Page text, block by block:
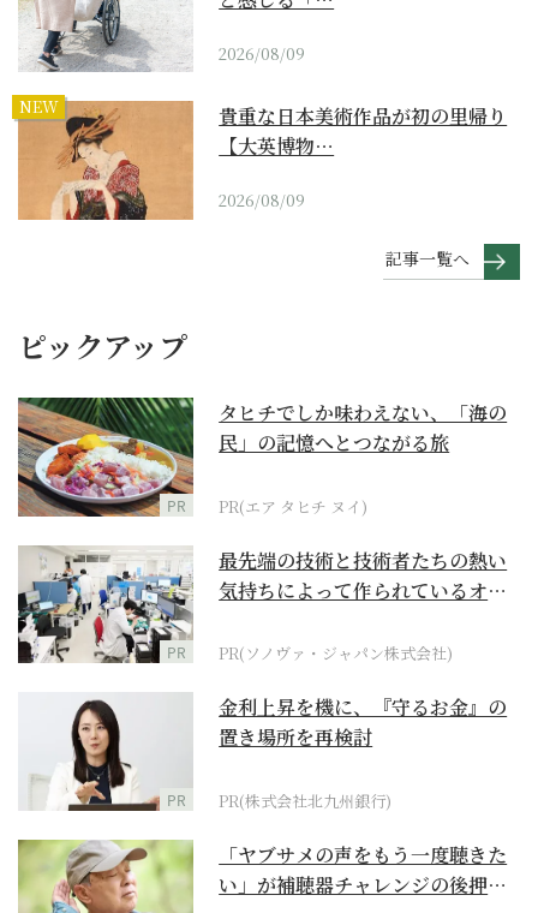
2026/08/09
NEW
貴重な日本美術作品が初の里帰り
【大英博物…
2026/08/09
記事一覧へ
ピックアップ
PR
タヒチでしか味わえない、「海の
民」の記憶へとつながる旅
PR(エア タヒチ ヌイ)
PR
最先端の技術と技術者たちの熱い
気持ちによって作られているオー
PR(ソノヴァ・ジャパン株式会社)
PR
金利上昇を機に、『守るお金』の
置き場所を再検討
PR(株式会社北九州銀行)
「ヤブサメの声をもう一度聴きた
い」が補聴器チャレンジの後押し